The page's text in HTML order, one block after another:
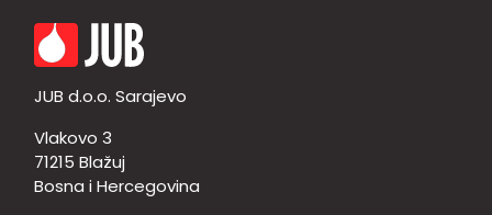
JUB d.o.o. Sarajevo
Vlakovo 3
71215 Blažuj
Bosna i Hercegovina